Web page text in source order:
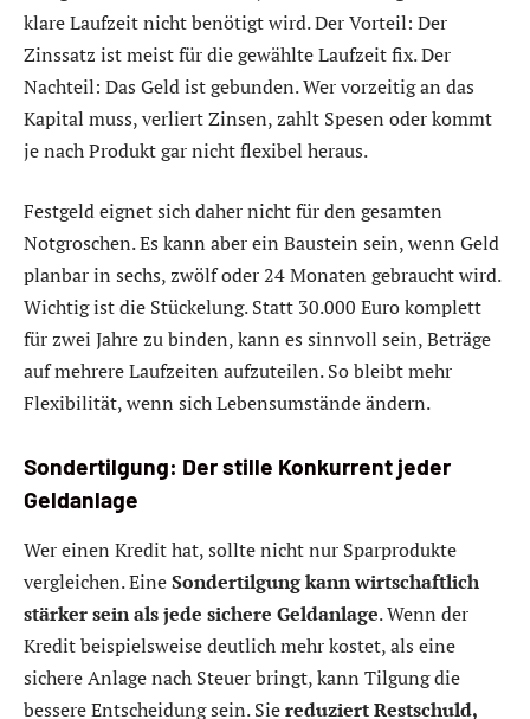
klare Laufzeit nicht benötigt wird. Der Vorteil: Der
Zinssatz ist meist für die gewählte Laufzeit fix. Der
Nachteil: Das Geld ist gebunden. Wer vorzeitig an das
Kapital muss, verliert Zinsen, zahlt Spesen oder kommt
je nach Produkt gar nicht flexibel heraus.
Festgeld eignet sich daher nicht für den gesamten
Notgroschen. Es kann aber ein Baustein sein, wenn Geld
planbar in sechs, zwölf oder 24 Monaten gebraucht wird.
Wichtig ist die Stückelung. Statt 30.000 Euro komplett
für zwei Jahre zu binden, kann es sinnvoll sein, Beträge
auf mehrere Laufzeiten aufzuteilen. So bleibt mehr
Flexibilität, wenn sich Lebensumstände ändern.
Sondertilgung: Der stille Konkurrent jeder
Geldanlage
Wer einen Kredit hat, sollte nicht nur Sparprodukte
vergleichen. EineSondertilgung kann wirtschaftlich
stärker sein als jede sichere Geldanlage. Wenn der
Kredit beispielsweise deutlich mehr kostet, als eine
sichere Anlage nach Steuer bringt, kann Tilgung die
bessere Entscheidung sein. Siereduziert Restschuld,